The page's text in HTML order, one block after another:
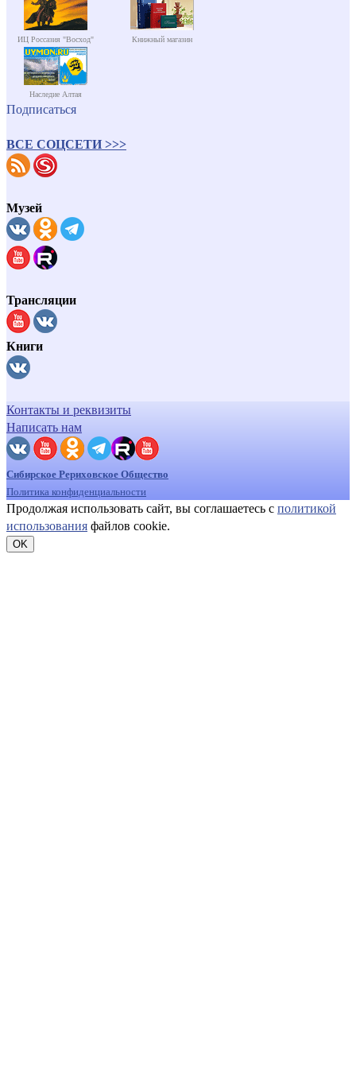
ИЦ Россазия "Восход" Книжный магазин
Наследие Алтая
Подписаться
ВСЕ СОЦСЕТИ >>>
Музей
Трансляции
Книги
Контакты и реквизиты
Написать нам
Сибирское Рериховское Общество
Политика конфиденциальности
Продолжая использовать сайт, вы соглашаетесь с политикой
использования файлов cookie.
OK